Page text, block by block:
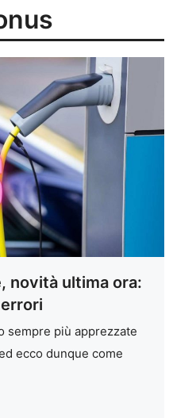
novità ultima ora:
sempre più apprezzate
ecco dunque come